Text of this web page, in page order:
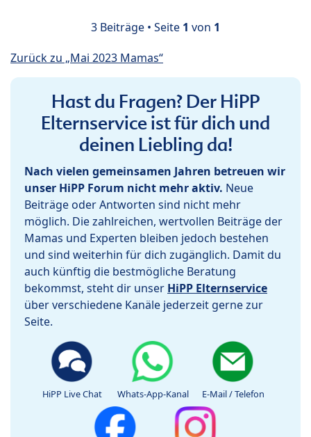
3 Beiträge • Seite 1 von 1
Zurück zu „Mai 2023 Mamas“
Hast du Fragen? Der HiPP
Elternservice ist für dich und
deinen Liebling da!
Nach vielen gemeinsamen Jahren betreuen wir
unser HiPP Forum nicht mehr aktiv. Neue
Beiträge oder Antworten sind nicht mehr
möglich. Die zahlreichen, wertvollen Beiträge der
Mamas und Experten bleiben jedoch bestehen
und sind weiterhin für dich zugänglich. Damit du
auch künftig die bestmögliche Beratung
bekommst, steht dir unser HiPP Elternservice
über verschiedene Kanäle jederzeit gerne zur
Seite.
HiPP Live Chat Whats-App-Kanal E-Mail / Telefon